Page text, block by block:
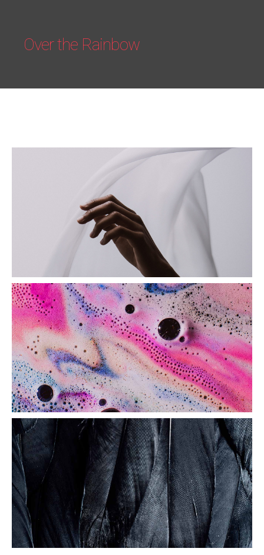
Over the Rainbow